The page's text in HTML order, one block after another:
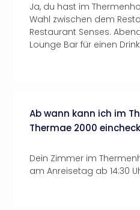
Ja, du hast im
Wahl zwischen dem
Restaurant Senses.
Lounge Bar für einen
Ab wann kann ich im
Thermae 2000
Dein Zimmer im
am Anreisetag ab 14:30